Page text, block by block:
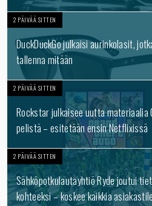
2 PÄIVÄÄ SITTEN
DuckDuckGo julkaisi aurinkolasit,
tallenna mitään
2 PÄIVÄÄ SITTEN
Rockstar julkaisee uutta materiaalia
pelistä – esitetään ensin Netflixissä
2 PÄIVÄÄ SITTEN
Sähköpotkulautayhtiö Ryde joutui
kohteeksi – koskee kaikkia